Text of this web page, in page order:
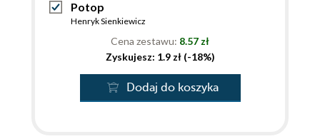
Potop
Henryk Sienkiewicz
Cena zestawu: 8.57 zł
Zyskujesz: 1.9 zł (-18%)
Dodaj do koszyka